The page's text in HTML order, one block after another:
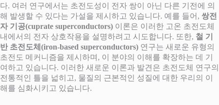
다. 여러 연구에서는 초전도성이 전자 쌍이 아닌 다른 기전에 의
해 발생할 수 있다는 가설을 제시하고 있습니다. 예를 들어, 쌍전
자 기공(cuprate superconductors) 이론은 이러한 고온 초전도체
내에서의 전자 상호작용을 설명하려고 시도합니다. 또한, 철 기
반 초전도체(iron-based superconductors) 연구는 새로운 유형의
초전도 메커니즘을 제시하며, 이 분야의 이해를 확장하는 데 기
여하고 있습니다. 이러한 새로운 이론과 발견은 초전도체 연구의
전통적인 틀을 넓히고, 물질의 근본적인 성질에 대한 우리의 이
해를 심화시키고 있습니다.